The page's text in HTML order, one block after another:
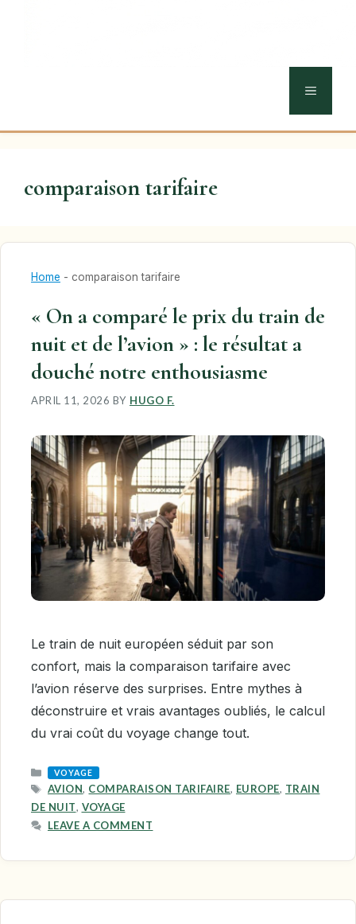
MENU
comparaison tarifaire
Home - comparaison tarifaire
« On a comparé le prix du train de
nuit et de l’avion » : le résultat a
douché notre enthousiasme
APRIL 11, 2026 BY HUGO F.
Le train de nuit européen séduit par son
confort, mais la comparaison tarifaire avec
l’avion réserve des surprises. Entre mythes à
déconstruire et vrais avantages oubliés, le calcul
du vrai coût du voyage change tout.
CATEGORIES
VOYAGE
TAGS
AVION, COMPARAISON TARIFAIRE, EUROPE, TRAIN
DE NUIT, VOYAGE
LEAVE A COMMENT